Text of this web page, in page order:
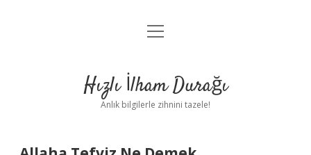
Anasayfa
Yasal Uyarı
menüyü
Hızlı İlham Durağı
Anlık bilgilerle zihnini tazele!